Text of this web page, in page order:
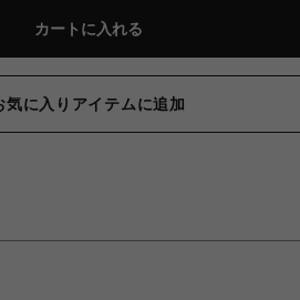
カートに入れる
気に入りアイテムに追加